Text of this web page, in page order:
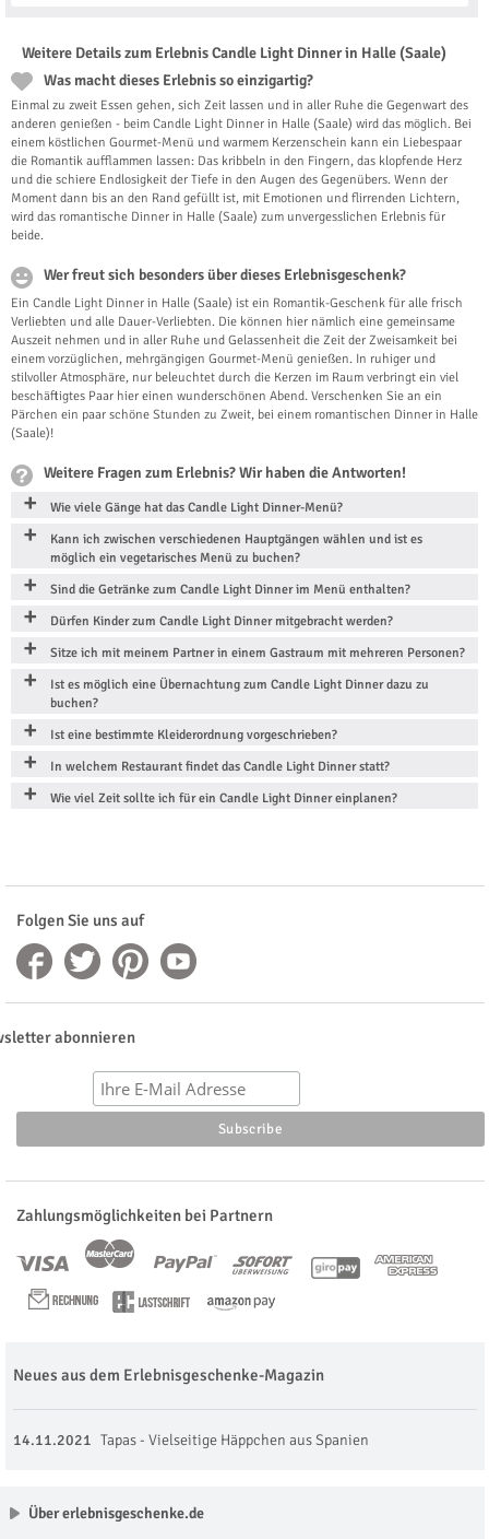
Weitere Details zum Erlebnis Candle Light Dinner in Halle (Saale)
Was macht dieses Erlebnis so einzigartig?
Einmal zu zweit Essen gehen, sich Zeit lassen und in aller Ruhe die Gegenwart des
anderen genießen - beim Candle Light Dinner in Halle (Saale) wird das möglich. Bei
einem köstlichen Gourmet-Menü und warmem Kerzenschein kann ein Liebespaar
die Romantik aufflammen lassen: Das kribbeln in den Fingern, das klopfende Herz
und die schiere Endlosigkeit der Tiefe in den Augen des Gegenübers. Wenn der
Moment dann bis an den Rand gefüllt ist, mit Emotionen und flirrenden Lichtern,
wird das romantische Dinner in Halle (Saale) zum unvergesslichen Erlebnis für
beide.
Wer freut sich besonders über dieses Erlebnisgeschenk?
Ein Candle Light Dinner in Halle (Saale) ist ein Romantik-Geschenk für alle frisch
Verliebten und alle Dauer-Verliebten. Die können hier nämlich eine gemeinsame
Auszeit nehmen und in aller Ruhe und Gelassenheit die Zeit der Zweisamkeit bei
einem vorzüglichen, mehrgängigen Gourmet-Menü genießen. In ruhiger und
stilvoller Atmosphäre, nur beleuchtet durch die Kerzen im Raum verbringt ein viel
beschäftigtes Paar hier einen wunderschönen Abend. Verschenken Sie an ein
Pärchen ein paar schöne Stunden zu Zweit, bei einem romantischen Dinner in Halle
(Saale)!
Weitere Fragen zum Erlebnis? Wir haben die Antworten!
Wie viele Gänge hat das Candle Light Dinner-Menü?
Kann ich zwischen verschiedenen Hauptgängen wählen und ist es
möglich ein vegetarisches Menü zu buchen?
Sind die Getränke zum Candle Light Dinner im Menü enthalten?
Dürfen Kinder zum Candle Light Dinner mitgebracht werden?
Sitze ich mit meinem Partner in einem Gastraum mit mehreren Personen?
Ist es möglich eine Übernachtung zum Candle Light Dinner dazu zu
buchen?
Ist eine bestimmte Kleiderordnung vorgeschrieben?
In welchem Restaurant findet das Candle Light Dinner statt?
Wie viel Zeit sollte ich für ein Candle Light Dinner einplanen?
Folgen Sie uns auf
abonnieren
Zahlungsmöglichkeiten bei Partnern
Neues aus dem Erlebnisgeschenke-Magazin
14.11.2021 Tapas - Vielseitige Häppchen aus Spanien
Über erlebnisgeschenke.de